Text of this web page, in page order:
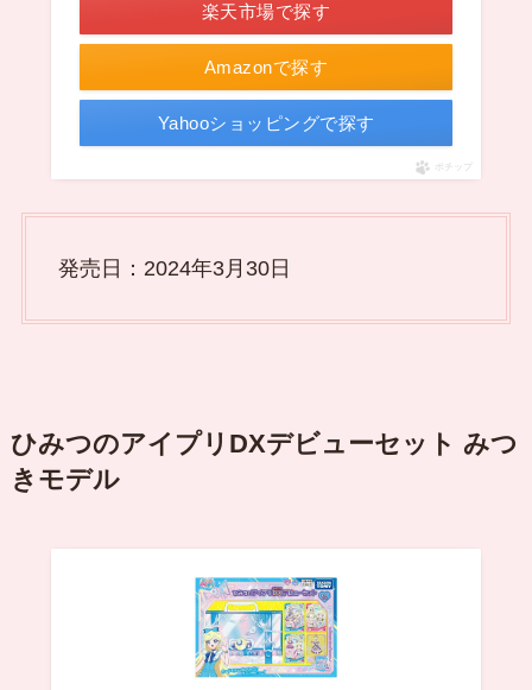
Amazonで探す
楽天市場で探す
Yahooショッピングで探す
ポチップ
発売日：2024年3月30日
ひみつのアイプリDXデビューセット みつ
きモデル